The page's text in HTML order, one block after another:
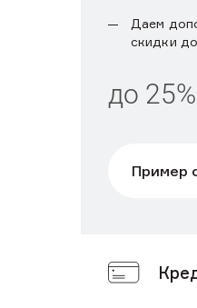
Даем
скидки
до 25%
Пример